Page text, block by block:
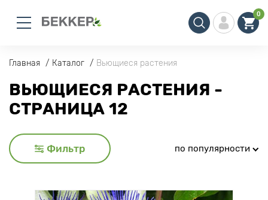
0
Главная Каталог Вьющиеся растения
ВЬЮЩИЕСЯ РАСТЕНИЯ -
СТРАНИЦА 12
Фильтр по популярности